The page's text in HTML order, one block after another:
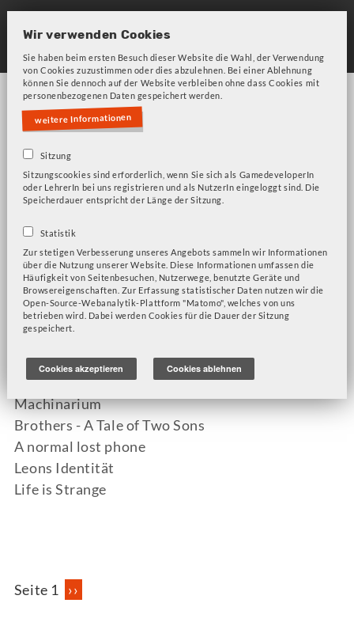
Skip
main
navigation
Fehlermeldung
Bitte beachten Sie unsere Frage zu Cookies!
Schülerhausarbeit
Wir verwenden Cookies
Sie haben beim ersten Besuch dieser Website die Wahl, der Verwendung
von Cookies zuzustimmen oder dies abzulehnen. Bei einer Ablehnung
können Sie dennoch auf der Website verbleiben ohne dass Cookies mit
personenbezogenen Daten gespeichert werden.
weitere Informationen
Sitzung
Sitzungscookies sind erforderlich, wenn Sie sich als GamedeveloperIn
oder LehrerIn bei uns registrieren und als NutzerIn eingeloggt sind. Die
Speicherdauer entspricht der Länge der Sitzung.
Statistik
Zur stetigen Verbesserung unseres Angebots sammeln wir Informationen
über die Nutzung unserer Website. Diese Informationen umfassen die
Häufigkeit von Seitenbesuchen, Nutzerwege, benutzte Geräte und
Browsereigenschaften. Zur Erfassung statistischer Daten nutzen wir die
Open-Source-Webanalytik-Plattform "Matomo", welches von uns
betrieben wird. Dabei werden Cookies für die Dauer der Sitzung
gespeichert.
Cookies akzeptieren Cookies ablehnen
Tell Me Why
Trüberbrook
A New Beginning
Through the Darkest of Times
Undertale - Schülerhausarbeit
Machinarium
Brothers - A Tale of Two Sons
A normal lost phone
Leons Identität
Life is Strange
Seitennummerierung
Seite 1
Nächste
››